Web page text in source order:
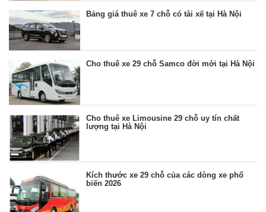
Bảng giá thuê xe 7 chỗ có tài xế tại Hà Nội
Cho thuê xe 29 chỗ Samco đời mới tại Hà Nội
Cho thuê xe Limousine 29 chỗ uy tín chất
lượng tại Hà Nội
Kích thước xe 29 chỗ của các dòng xe phổ
biến 2026